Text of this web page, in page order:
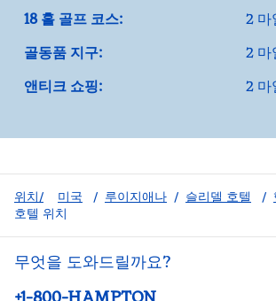
18 홀 골프 코스:
2 마
골동품 지구:
2 마
앤티크 쇼핑:
2 마
위치/ 미국 / 루이지애나 / 슬리델 호텔 /
호텔 위치
무엇을 도와드릴까요?
전화: